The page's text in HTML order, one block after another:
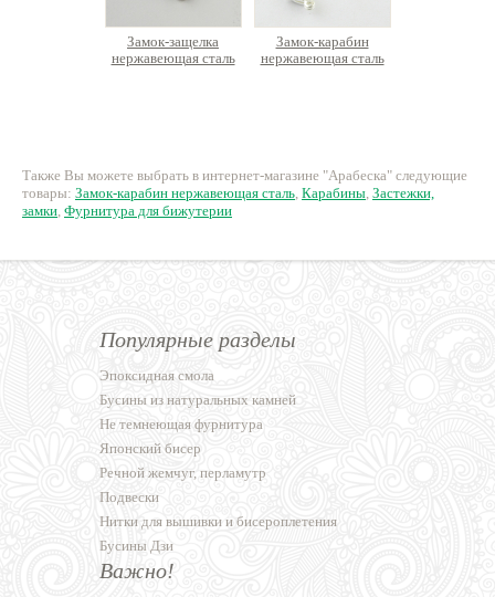
Замок-защелка
нержавеющая сталь
Замок-карабин
нержавеющая сталь
Также Вы можете выбрать в интернет-магазине "Арабеска" следующие
товары: Замок-карабин нержавеющая сталь, Карабины, Застежки,
замки, Фурнитура для бижутерии
Популярные разделы
Эпоксидная смола
Бусины из натуральных камней
Не темнеющая фурнитура
Японский бисер
Речной жемчуг, перламутр
Подвески
Нитки для вышивки и бисероплетения
Бусины Дзи
Важно!